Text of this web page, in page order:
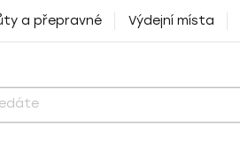
a přepravné Výdejní místa